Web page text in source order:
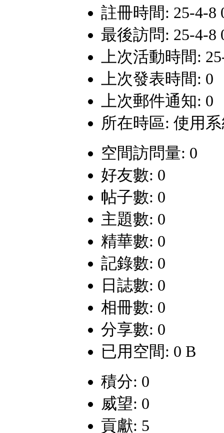
註冊時間: 25-4-8
最後訪問: 25-4-8
上次活動時間:
上次發表時間: 0
上次郵件通知: 0
所在時區: 使用
空間訪問量: 0
好友數: 0
帖子數: 0
主題數: 0
精華數: 0
記錄數: 0
日誌數: 0
相冊數: 0
分享數: 0
已用空間: 0 B
積分: 0
威望: 0
貢獻: 5